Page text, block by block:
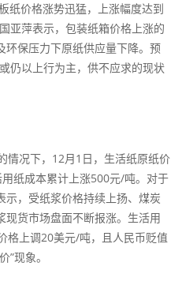
纸价格涨势迅猛，上涨幅度达到
亚萍表示，包装纸箱价格上涨的
环保压力下原纸供应量下降。预
仍以上行为主，供不应求的现状
况下，12月1日，生活纸原纸价
纸成本累计上涨500元/吨。对于
示，受纸浆价格持续上扬、煤炭
货市场盘面不断报涨。生活用
格上调20美元/吨，且人民币贬值
现象。